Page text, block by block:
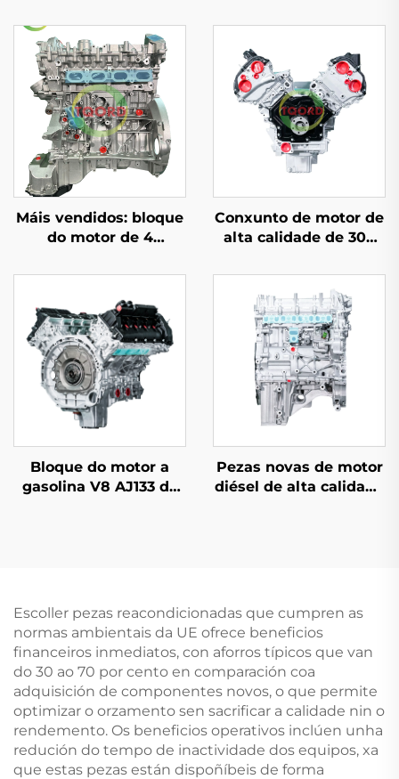
Máis vendidos: bloque
do motor de 4
reacondicionado,
conforme estándar
OEM, con
desprazamento de
2,0T e potencia
adecuada, para
Mercedes-Benz C200,
C300 e E300
Conxunto de motor de
alta calidade de 306
desprazamento de 5,0
L, fabricado
directamente na
fábrica e
reacondicionado para
Land Rover Defender
Bloque do motor a
gasolina V8 AJ133 de
XJ, RANGE ROVER e
VOGUE
Pezas novas de motor
diésel de alta calidade
Escoller pezas reacondicionadas que cumpren as
normas ambientais da UE ofrece beneficios
financeiros inmediatos, con aforros típicos que van
do 30 ao 70 por cento en comparación coa
adquisición de componentes novos, o que permite
optimizar o orzamento sen sacrificar a calidade nin o
rendemento. Os beneficios operativos inclúen unha
redución do tempo de inactividade dos equipos, xa
que estas pezas están dispoñíbeis de forma